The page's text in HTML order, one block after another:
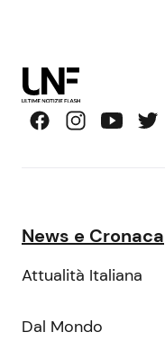
News e Cronaca
Attualità Italiana
Dal Mondo